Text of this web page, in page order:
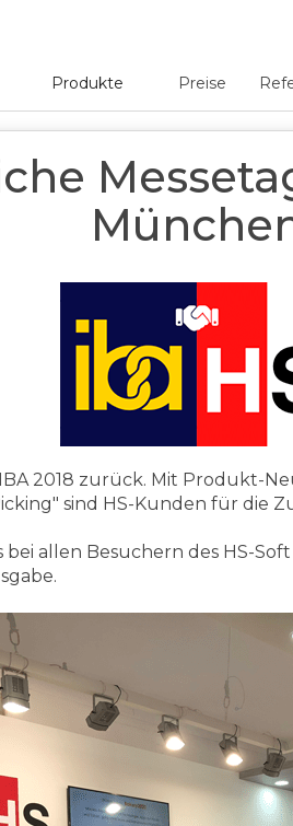
Produkte Preise
IBA München
2018 zurück. Mit Produkt-
sind HS-Kunden für die
allen Besuchern des HS-